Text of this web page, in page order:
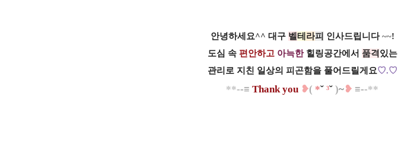
안녕하세요^^ 대구 벨테 라피 인사드립니다~~!
도심 속 편안하고 아늑한힐링공간에서 품격있는
관리로 지친 일상의 피곤함을 풀어드릴게요♡.♡
**​--≡ Thank you ❥( *˘ ³˘ )~❥ ≡--**